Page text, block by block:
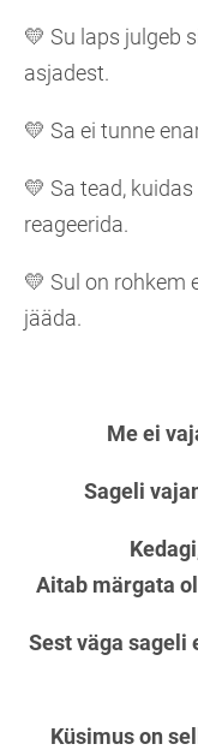
💛 Su laps julgeb
asjadest.
💛 Sa ei tunne
💛 Sa tead,
reageerida.
💛 Sul on rohkem
jääda.
Me ei
Sageli
Aitab märgata
Sest väga sageli
Küsimus on